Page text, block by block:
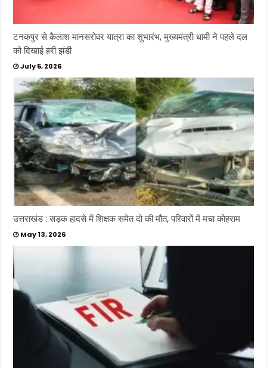
टनकपुर से कैलाश मानसरोवर यात्रा का शुभारंभ, मुख्यमंत्री धामी ने पहले दल
को दिखाई हरी झंडी
July 5, 2026
उत्तराखंड : सड़क हादसे में शिक्षक समेत दो की मौत, परिवारों में मचा कोहराम
May 13, 2026